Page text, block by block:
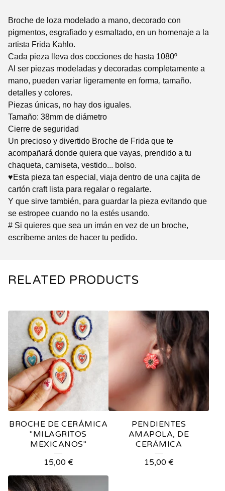
Broche de loza modelado a mano, decorado con
pigmentos, esgrafiado y esmaltado, en un homenaje a la
artista Frida Kahlo.
Cada pieza lleva dos cocciones de hasta 1080º
Al ser piezas modeladas y decoradas completamente a
mano, pueden variar ligeramente en forma, tamaño.
detalles y colores.
Piezas únicas, no hay dos iguales.
Tamaño: 38mm de diámetro
Cierre de seguridad
Un precioso y divertido Broche de Frida que te
acompañará donde quiera que vayas, prendido a tu
chaqueta, camiseta, vestido... bolso.
♥Esta pieza tan especial, viaja dentro de una cajita de
cartón craft lista para regalar o regalarte.
Y que sirve también, para guardar la pieza evitando que
se estropee cuando no la estés usando.
# Si quieres que sea un imán en vez de un broche,
escríbeme antes de hacer tu pedido.
RELATED PRODUCTS
BROCHE DE CERÁMICA
"MILAGRITOS
MEXICANOS"
15,00 €
PENDIENTES
AMAPOLA, DE
CERÁMICA
15,00 €